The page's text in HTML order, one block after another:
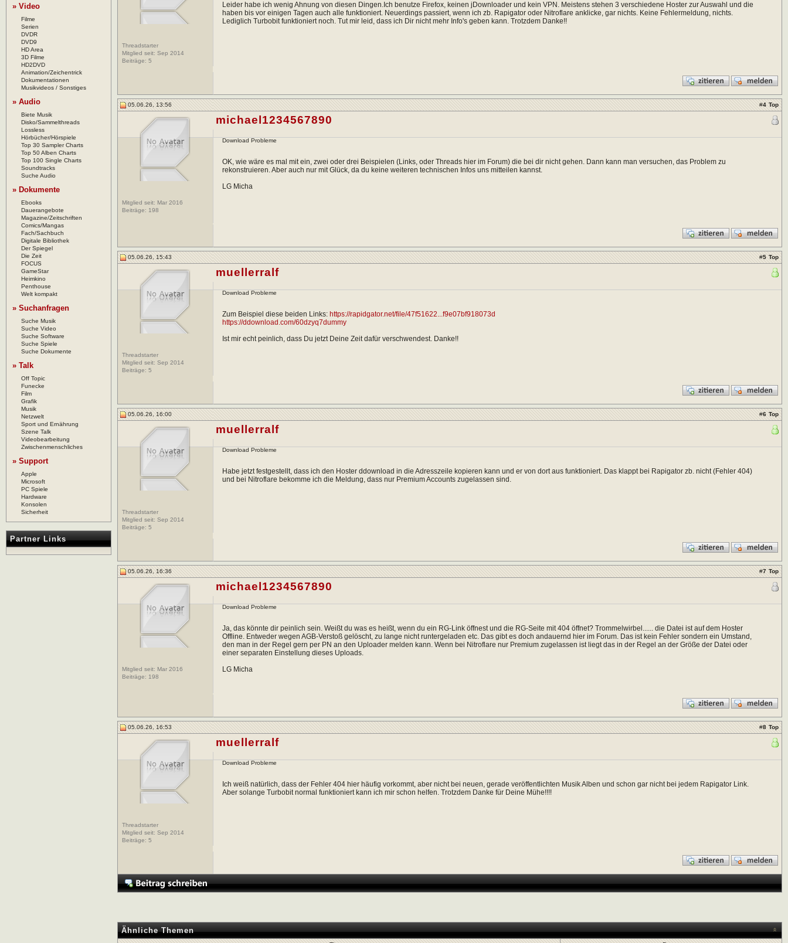
» Video
Filme
Serien
DVDR
DVD9
HD Area
3D Filme
HD2DVD
Animation/Zeichentrick
Dokumentationen
Musikvideos / Sonstiges
» Audio
Biete Musik
Disko/Sammelthreads
Lossless
Hörbücher/Hörspiele
Top 30 Sampler Charts
Top 50 Alben Charts
Top 100 Single Charts
Soundtracks
Suche Audio
» Dokumente
Ebooks
Dauerangebote
Magazine/Zeitschriften
Comics/Mangas
Fach/Sachbuch
Digitale Bibliothek
Der Spiegel
Die Zeit
FOCUS
GameStar
Heimkino
Penthouse
Welt kompakt
» Suchanfragen
Suche Musik
Suche Video
Suche Software
Suche Spiele
Suche Dokumente
» Talk
Off Topic
Funecke
Film
Grafik
Musik
Netzwelt
Sport und Ernährung
Szene Talk
Videobearbeitung
Zwischenmenschliches
» Support
Apple
Microsoft
PC Spiele
Hardware
Konsolen
Sicherheit
Partner Links
Threadstarter
Mitglied seit: Sep 2014
Beiträge: 5
Leider habe ich wenig Ahnung von diesen Dingen.Ich benutze Firefox, keinen jDownloader und kein VPN. Meistens stehen 3 verschiedene Hoster zur Auswahl und die
haben bis vor einigen Tagen auch alle funktioniert. Neuerdings passiert, wenn ich zb. Rapigator oder Nitroflare anklicke, gar nichts. Keine Fehlermeldung, nichts.
Lediglich Turbobit funktioniert noch. Tut mir leid, dass ich Dir nicht mehr Info's geben kann. Trotzdem Danke!!
05.06.26, 13:56 #4 Top
Mitglied seit: Mar 2016
Beiträge: 198
michael1234567890
Download Probleme
OK, wie wäre es mal mit ein, zwei oder drei Beispielen (Links, oder Threads hier im Forum) die bei dir nicht gehen. Dann kann man versuchen, das Problem zu
rekonstruieren. Aber auch nur mit Glück, da du keine weiteren technischen Infos uns mitteilen kannst.
LG Micha
05.06.26, 15:43 #5 Top
Threadstarter
Mitglied seit: Sep 2014
Beiträge: 5
muellerralf
Download Probleme
Zum Beispiel diese beiden Links: https://rapidgator.net/file/47f51622...f9e07bf918073d
https://ddownload.com/60dzyq7dummy
Ist mir echt peinlich, dass Du jetzt Deine Zeit dafür verschwendest. Danke!!
05.06.26, 16:00 #6 Top
Threadstarter
Mitglied seit: Sep 2014
Beiträge: 5
muellerralf
Download Probleme
Habe jetzt festgestellt, dass ich den Hoster ddownload in die Adresszeile kopieren kann und er von dort aus funktioniert. Das klappt bei Rapigator zb. nicht (Fehler 404)
und bei Nitroflare bekomme ich die Meldung, dass nur Premium Accounts zugelassen sind.
05.06.26, 16:36 #7 Top
Mitglied seit: Mar 2016
Beiträge: 198
michael1234567890
Download Probleme
Ja, das könnte dir peinlich sein. Weißt du was es heißt, wenn du ein RG-Link öffnest und die RG-Seite mit 404 öffnet? Trommelwirbel...... die Datei ist auf dem Hoster
Offline. Entweder wegen AGB-Verstoß gelöscht, zu lange nicht runtergeladen etc. Das gibt es doch andauernd hier im Forum. Das ist kein Fehler sondern ein Umstand,
den man in der Regel gern per PN an den Uploader melden kann. Wenn bei Nitroflare nur Premium zugelassen ist liegt das in der Regel an der Größe der Datei oder
einer separaten Einstellung dieses Uploads.
LG Micha
05.06.26, 16:53 #8 Top
Threadstarter
Mitglied seit: Sep 2014
Beiträge: 5
muellerralf
Download Probleme
Ich weiß natürlich, dass der Fehler 404 hier häufig vorkommt, aber nicht bei neuen, gerade veröffentlichten Musik Alben und schon gar nicht bei jedem Rapigator Link.
Aber solange Turbobit normal funktioniert kann ich mir schon helfen. Trotzdem Danke für Deine Mühe!!!!
Ähnliche Themen